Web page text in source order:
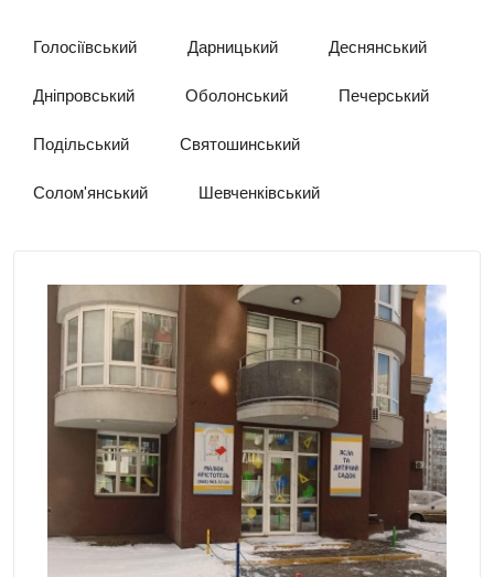
Голосіївський Дарницький Деснянський
Дніпровський Оболонський Печерський
Подільський Святошинський
Солом'янський Шевченківський